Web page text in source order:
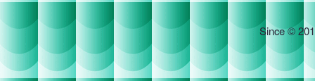
Since ©